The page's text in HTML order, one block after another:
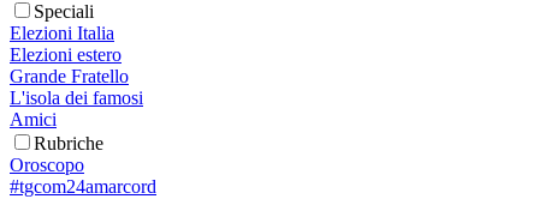
Speciali
Elezioni Italia
Elezioni estero
Grande Fratello
L'isola dei famosi
Amici
Rubriche
Oroscopo
#tgcom24amarcord